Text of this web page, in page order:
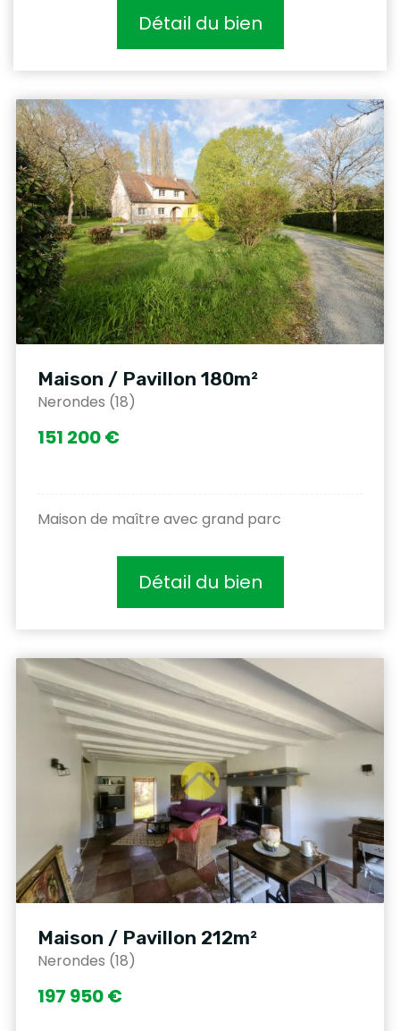
Détail du bien
Maison / Pavillon 180m²
Nerondes (18)
151 200 €
Maison de maître avec grand parc
Détail du bien
Maison / Pavillon 212m²
Nerondes (18)
197 950 €